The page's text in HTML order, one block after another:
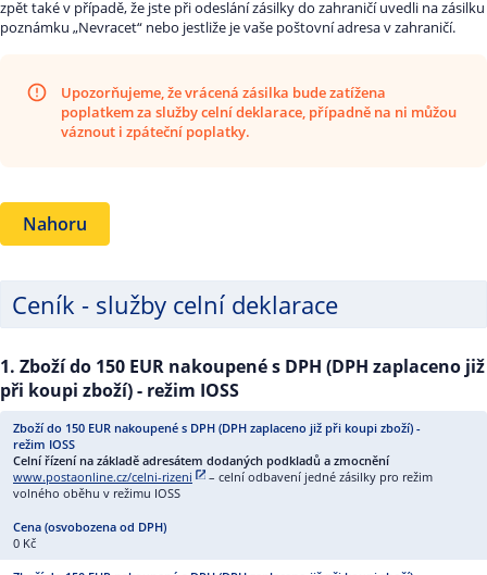
zpět také v případě, že jste při odeslání zásilky do zahraničí uvedli na zásilku
poznámku „Nevracet“ nebo jestliže je vaše poštovní adresa v zahraničí.
Upozorňujeme, že vrácená zásilka bude zatížena
poplatkem za služby celní deklarace, případně na ni můžou
váznout i zpáteční poplatky.
Nahoru
Ceník - služby celní deklarace
1. Zboží do 150 EUR nakoupené s DPH (DPH zaplaceno již
při koupi zboží) - režim IOSS
Celní řízení na základě adresátem dodaných podkladů a zmocnění
www.postaonline.cz/celni-rizeni
– celní odbavení jedné zásilky pro režim
volného oběhu v režimu IOSS
0 Kč